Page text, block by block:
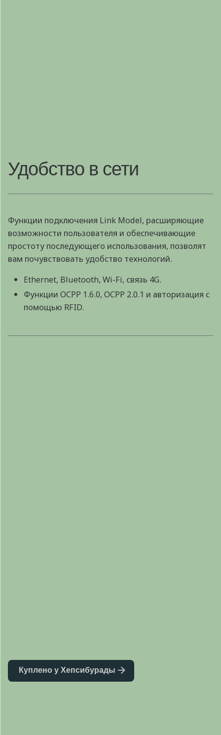
Удобство в сети
Функции подключения Link Model, расширяющие
возможности пользователя и обеспечивающие
простоту последующего использования, позволят
вам почувствовать удобство технологий.
Ethernet, Bluetooth, Wi-Fi, связь 4G.
Функции OCPP 1.6.0, OCPP 2.0.1 и авторизация с
помощью RFID.
Куплено у Хепсибурады